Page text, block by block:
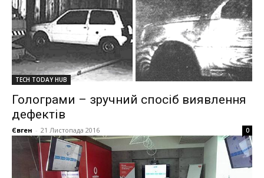
TECH TODAY HUB
Голограми – зручний спосіб виявлення
дефектів
Євген - 21 Листопада 2016 0